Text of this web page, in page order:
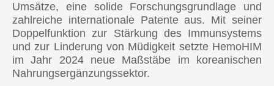
Umsätze, eine solide Forschungsgrundlage und
zahlreiche internationale Patente aus. Mit seiner
Doppelfunktion zur Stärkung des Immunsystems
und zur Linderung von Müdigkeit setzte HemoHIM
im Jahr 2024 neue Maßstäbe im koreanischen
Nahrungsergänzungssektor.